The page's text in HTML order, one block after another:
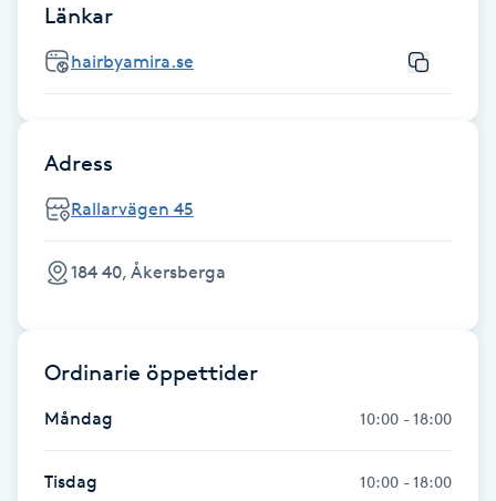
Fransrengöring
Frekvensterapi
Friskvårdsmassage
Funktionsanalys
Färgning
Föning
Länkar
hairbyamira.se
Adress
Rallarvägen 45
184 40, Åkersberga
Ordinarie öppettider
Måndag 10:00 - 18:00
Tisdag 10:00 - 18:00